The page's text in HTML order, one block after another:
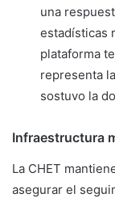
una
estadísticas
plataforma
representa
sostuvo la
Infraestructura
La CHET
asegurar el